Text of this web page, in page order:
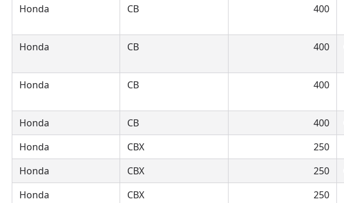
Honda
CB 400
Honda
CB 400
Honda
CB 400
Honda
CB 400
Honda
CBX 250
Honda
CBX 250
Honda
CBX 250